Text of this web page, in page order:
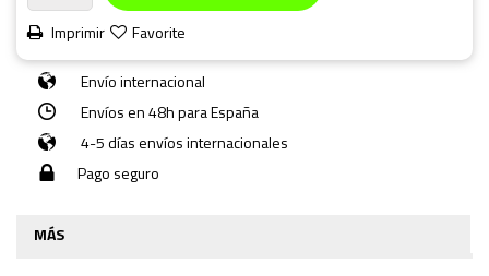
Imprimir
Favorite
Envío internacional
Envíos en 48h para España
4-5 días envíos internacionales
Pago seguro
MÁS